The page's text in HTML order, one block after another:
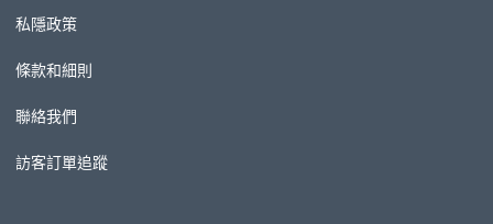
私隱政策
條款和細則
聯絡我們
訪客訂單追蹤